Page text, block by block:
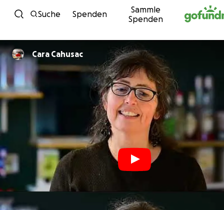
Zum Inhalt
Suche Spenden
Sammle
Spenden
Cara Cahusac